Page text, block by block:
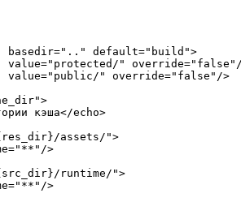
basedir=".." default="build">
value="protected/"
value="public/" override="false"/>
кэша</echo>
assets/">
>
runtime/">
>